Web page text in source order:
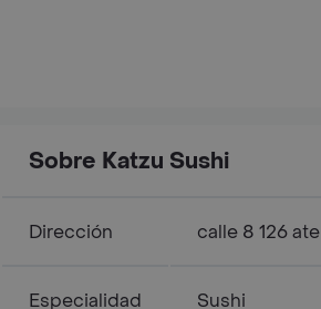
Sobre Katzu Sushi
Dirección calle 8 126 ate
Especialidad Sushi